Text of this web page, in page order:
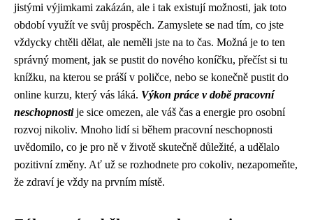
jistými výjimkami zakázán, ale i tak existují možnosti, jak toto
období využít ve svůj prospěch. Zamyslete se nad tím, co jste
vždycky chtěli dělat, ale neměli jste na to čas. Možná je to ten
správný moment, jak se pustit do nového koníčku, přečíst si tu
knížku, na kterou se práší v poličce, nebo se konečně pustit do
online kurzu, který vás láká. Výkon práce v době pracovní
neschopnostije sice omezen, ale váš čas a energie pro osobní
rozvoj nikoliv. Mnoho lidí si během pracovní neschopnosti
uvědomilo, co je pro ně v životě skutečně důležité, a udělalo
pozitivní změny. Ať už se rozhodnete pro cokoliv, nezapomeňte,
že zdraví je vždy na prvním místě.